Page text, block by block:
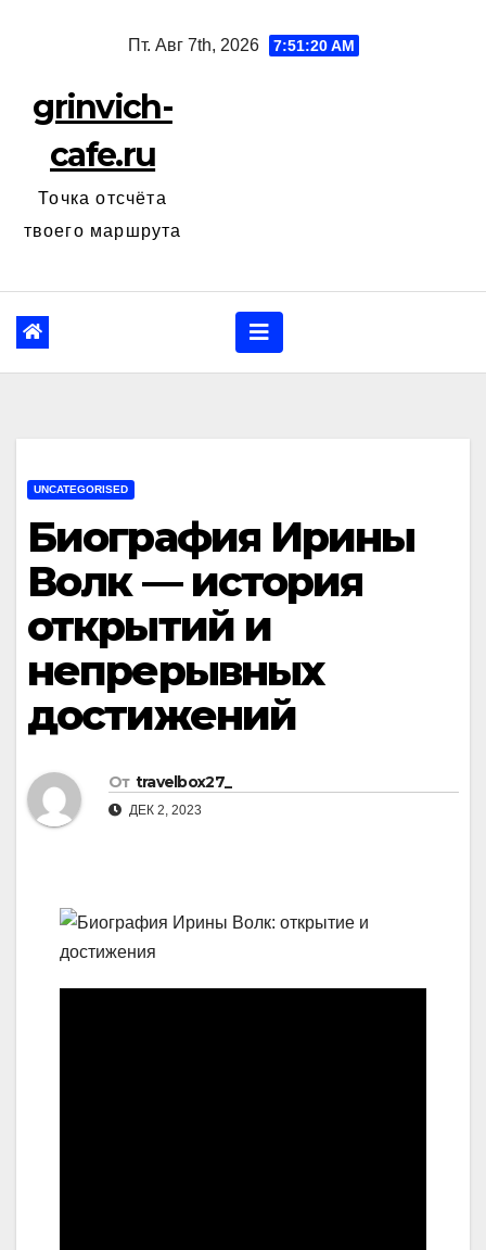
Пт. Авг 7th, 2026 7:51:21 AM
grinvich-
cafe.ru
Точка отсчёта
твоего маршрута
UNCATEGORISED
Биография Ирины
Волк — история
открытий и
непрерывных
достижений
От travelbox27_
ДЕК 2, 2023